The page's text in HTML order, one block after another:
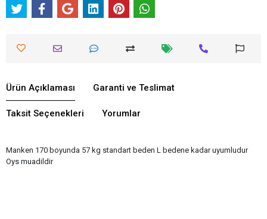
Ürün Açıklaması Garanti ve Teslimat
Taksit Seçenekleri Yorumlar
Manken 170 boyunda 57 kg standart beden L bedene kadar uyumludur
Oys muadildir